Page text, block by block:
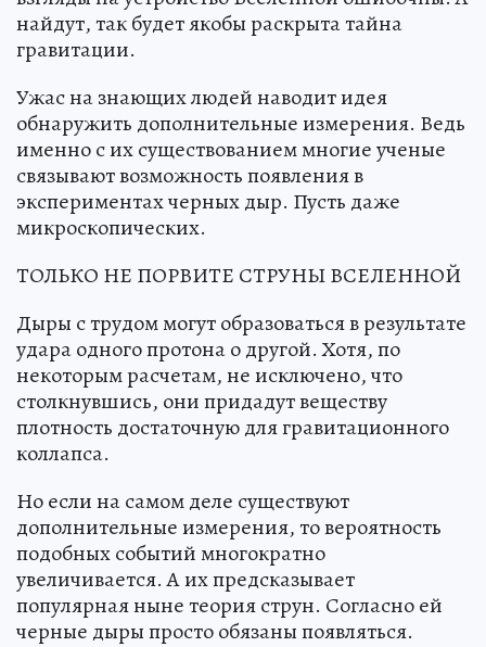
найдут, так будет якобы раскрыта тайна
гравитации.
Ужас на знающих людей наводит идея
обнаружить дополнительные измерения. Ведь
именно с их существованием многие ученые
связывают возможность появления в
экспериментах черных дыр. Пусть даже
микроскопических.
ТОЛЬКО НЕ ПОРВИТЕ СТРУНЫ ВСЕЛЕННОЙ
Дыры с трудом могут образоваться в результате
удара одного протона о другой. Хотя, по
некоторым расчетам, не исключено, что
столкнувшись, они придадут веществу
плотность достаточную для гравитационного
коллапса.
Но если на самом деле существуют
дополнительные измерения, то вероятность
подобных событий многократно
увеличивается. А их предсказывает
популярная ныне теория струн. Согласно ей
черные дыры просто обязаны появляться.